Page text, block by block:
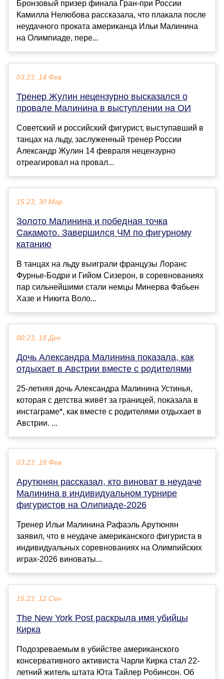
Бронзовый призер финала Гран-при России
Камилла Нелюбова рассказала, что плакала после
неудачного проката американца Ильи Малинина
на Олимпиаде, пере...
03:23, 14 Фев
Тренер Жулин нецензурно высказался о
провале Малинина в выступлении на ОИ
Советский и российский фигурист, выступавший в
танцах на льду, заслуженный тренер России
Александр Жулин 14 февраля нецензурно
отреагировал на провал...
15:23, 30 Мар
Золото Малинина и победная точка
Сакамото. Завершился ЧМ по фигурному
катанию
В танцах на льду выиграли французы Лоранс
Фурнье-Бодри и Гийом Сизерон, в соревнованиях
пар сильнейшими стали немцы Минерва Фабьен
Хазе и Никита Воло...
00:23, 18 Дек
Дочь Александра Малинина показала, как
отдыхает в Австрии вместе с родителями
25-летняя дочь Александра Малинина Устинья,
которая с детства живёт за границей, показала в
инстаграме*, как вместе с родителями отдыхает в
Австрии. ...
03:23, 18 Фев
Арутюнян рассказал, кто виноват в неудаче
Малинина в индивидуальном турнире
фигуристов на Олипиаде‑2026
Тренер Ильи Малинина Рафаэль Арутюнян
заявил, что в неудаче американского фигуриста в
индивидуальных соревнованиях на Олимпийских
играх‑2026 виноваты...
15:23, 12 Сен
The New York Post раскрыла имя убийцы
Кирка
Подозреваемым в убийстве американского
консервативного активиста Чарли Кирка стал 22-
летний житель штата Юта Тайлер Робинсон. Об